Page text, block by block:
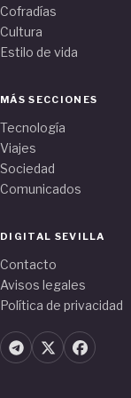
Cofradías
Cultura
Estilo de vida
MÁS SECCIONES
Tecnología
Viajes
Sociedad
Comunicados
DIGITAL SEVILLA
Contacto
Avisos legales
Política de privacidad